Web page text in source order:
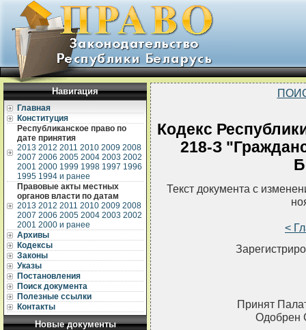
Навигация
Главная
Конституция
Республиканское право по
дате принятия
2013 2012 2011 2010 2009 2008
2007 2006 2005 2004 2003 2002
2001 2000 1999 1998 1997 1996
1995 1994 и ранее
Правовые акты местных
органов власти по датам
2013 2012 2011 2010 2009 2008
2007 2006 2005 2004 2003 2002
2001 2000 и ранее
Архивы
Кодексы
Законы
Указы
Постановления
Поиск документа
Полезные ссылки
Контакты
Новые документы
Кодекс
218-З
Текст документа с
<
Принят
Одобрен